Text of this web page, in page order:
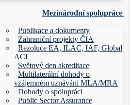
Mezinárodní spolupráce
Publikace a dokumenty
Zahraniční projekty ČIA
Rezoluce EA, ILAC, IAF, Global
ACI
Světový den akreditace
Multilaterální dohody o
vzájemném uznávání MLA/MRA
Dohody o spolupráci
Public Sector Assurance